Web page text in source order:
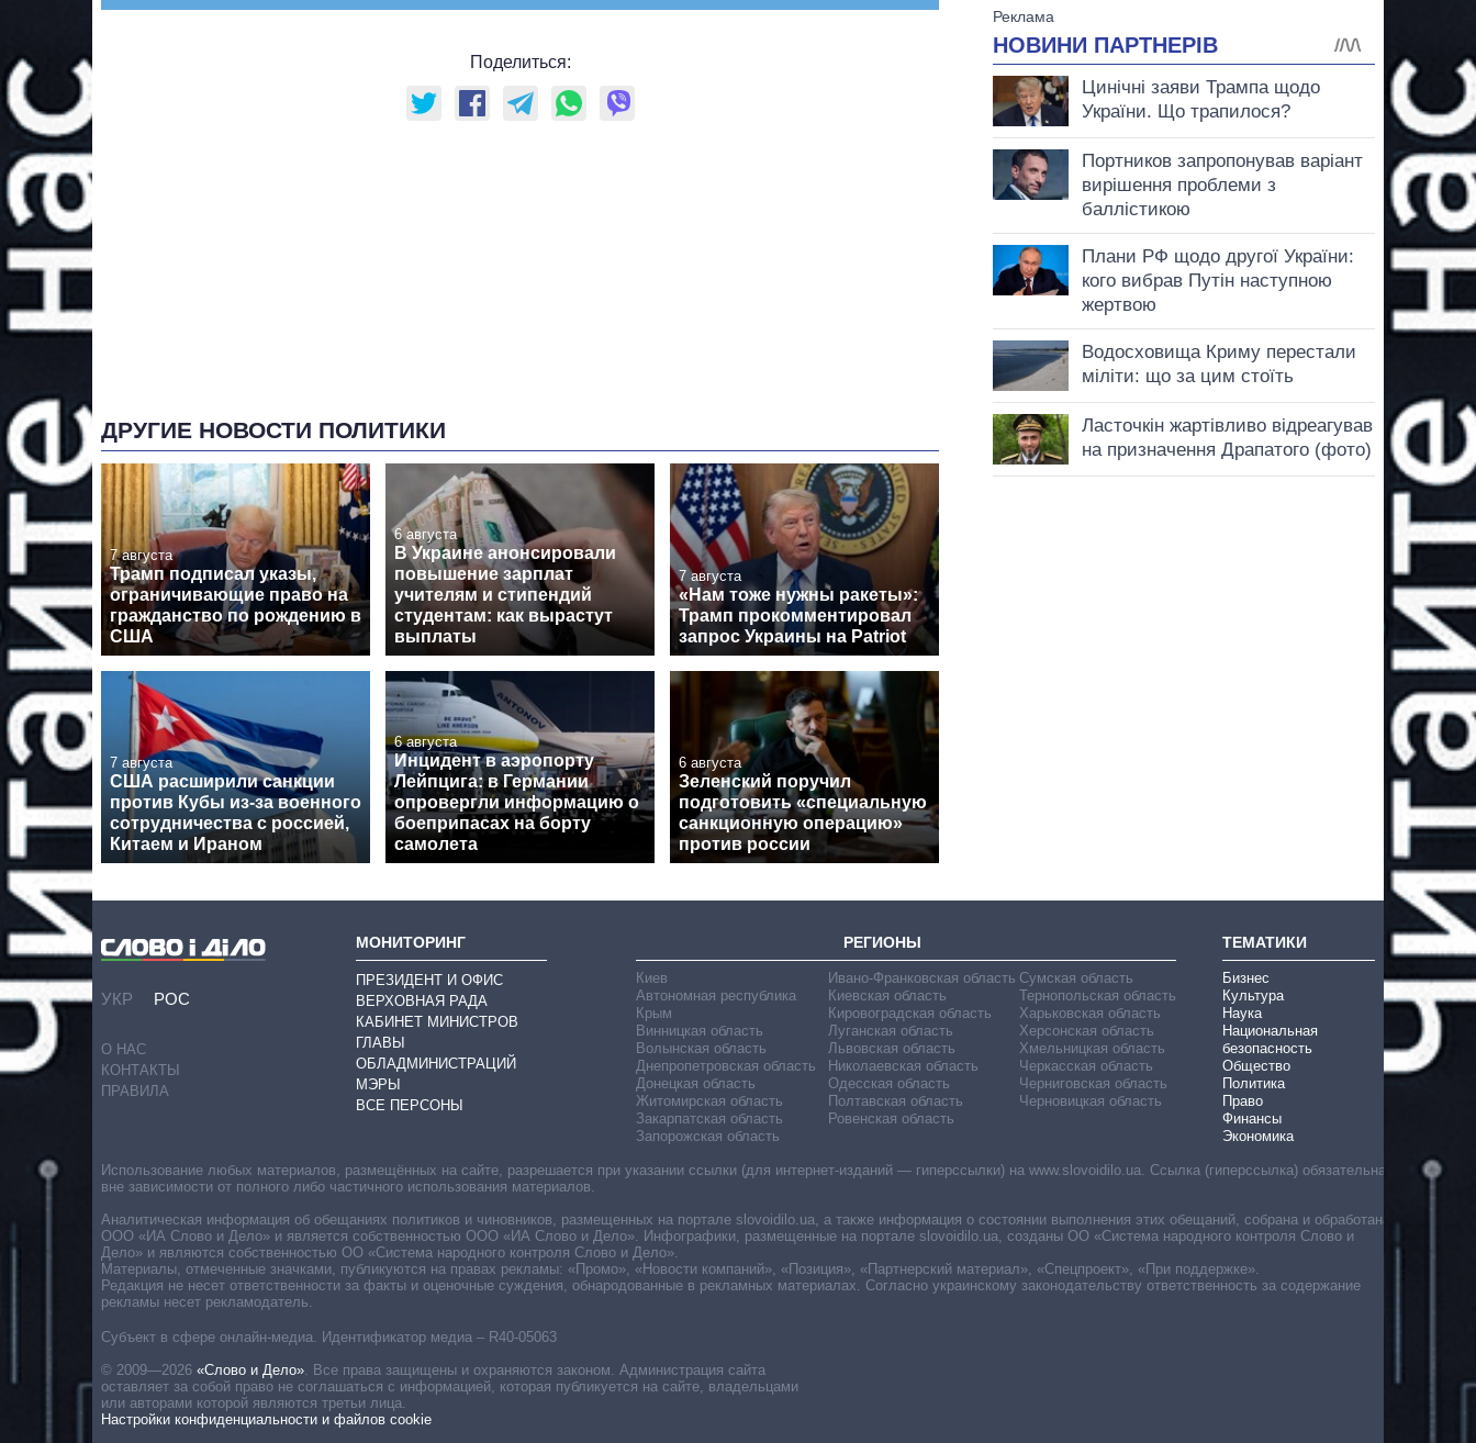
Поделиться:
ДРУГИЕ НОВОСТИ ПОЛИТИКИ
7 августа
Трамп подписал указы,
ограничивающие право на
гражданство по рождению в
США
6 августа
В Украине анонсировали
повышение зарплат
учителям и стипендий
студентам: как вырастут
выплаты
7 августа
«Нам тоже нужны ракеты»:
Трамп прокомментировал
запрос Украины на Patriot
7 августа
США расширили санкции
против Кубы из-за военного
сотрудничества с россией,
Китаем и Ираном
6 августа
Инцидент в аэропорту
Лейпцига: в Германии
опровергли информацию о
боеприпасах на борту
самолета
6 августа
Зеленский поручил
подготовить «специальную
санкционную операцию»
против россии
УКР РОС
О НАС
КОНТАКТЫ
ПРАВИЛА
МОНИТОРИНГ
ПРЕЗИДЕНТ И ОФИС
ВЕРХОВНАЯ РАДА
КАБИНЕТ МИНИСТРОВ
ГЛАВЫ
ОБЛАДМИНИСТРАЦИЙ
МЭРЫ
ВСЕ ПЕРСОНЫ
РЕГИОНЫ
Киев
Автономная республика
Крым
Винницкая область
Волынская область
Днепропетровская область
Донецкая область
Житомирская область
Закарпатская область
Запорожская область
Ивано-Франковская область
Киевская область
Кировоградская область
Луганская область
Львовская область
Николаевская область
Одесская область
Полтавская область
Ровенская область
Сумская область
Тернопольская область
Харьковская область
Херсонская область
Хмельницкая область
Черкасская область
Черниговская область
Черновицкая область
ТЕМАТИКИ
Бизнес
Культура
Наука
Национальная
безопасность
Общество
Политика
Право
Финансы
Экономика
Субъект в сфере онлайн-медиа. Идентификатор медиа – R40-05063
© 2009—2026 «Слово и Дело» Все права защищены и охраняются законом. Администрация сайта
оставляет за собой право не соглашаться с информацией, которая публикуется на сайте, владельцами
или авторами которой являются третьи лица.
Настройки конфиденциальности и файлов cookie
Использование любых материалов, размещённых на сайте, разрешается при указании ссылки (для интернет-изданий — гиперссылки) на www.slovoidilo.ua. Ссылка (гиперссылка) обязательна
вне зависимости от полного либо частичного использования материалов.
Аналитическая информация об обещаниях политиков и чиновников, размещенных на портале slovoidilo.ua, а также информация о состоянии выполнения этих обещаний, собрана и обработана
ООО «ИА Слово и Дело» и является собственностью ООО «ИА Слово и Дело». Инфографики, размещенные на портале slovoidilo.ua, созданы ОО «Система народного контроля Слово и
Дело» и являются собственностью ОО «Система народного контроля Слово и Дело».
Материалы, отмеченные значками, публикуются на правах рекламы: «Промо», «Новости компаний», «Позиция», «Партнерский материал», «Спецпроект», «При поддержке».
Редакция не несет ответственности за факты и оценочные суждения, обнародованные в рекламных материалах. Согласно украинскому законодательству ответственность за содержание
рекламы несет рекламодатель.